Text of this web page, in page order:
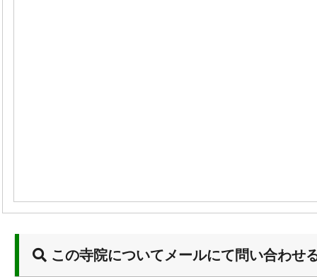
この寺院についてメールにて問い合わせ